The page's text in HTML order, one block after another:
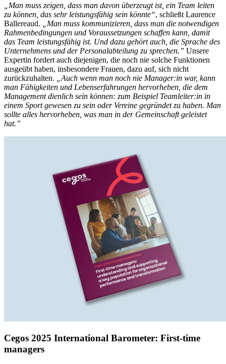
„Man muss zeigen, dass man davon überzeugt ist, ein Team leiten
zu können, das sehr leistungsfähig sein könnte“, schließt Laurence
Ballereaud.
„Man muss kommunizieren, dass man die notwendigen
Rahmenbedingungen und Voraussetzungen schaffen kann, damit
das Team leistungsfähig ist. Und dazu gehört auch, die Sprache des
Unternehmens und der Personalabteilung zu sprechen.” Unsere
Expertin fordert auch diejenigen, die noch nie solche Funktionen
ausgeübt haben, insbesondere Frauen, dazu auf, sich nicht
zurückzuhalten.
„Auch wenn man noch nie Manager:in war, kann
man Fähigkeiten und Lebenserfahrungen hervorheben, die dem
Management dienlich sein können: zum Beispiel Teamleiter:in in
einem Sport gewesen zu sein oder Vereine gegründet zu haben. Man
sollte alles hervorheben, was man in der Gemeinschaft geleistet
hat.”
Cegos 2025 International Barometer: First-time
managers